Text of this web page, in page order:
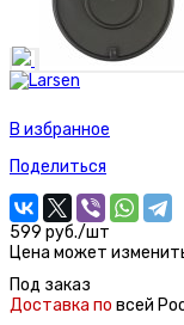
В избранное
Поделиться
599 руб./шт
Цена может
Под заказ
Доставка по всей